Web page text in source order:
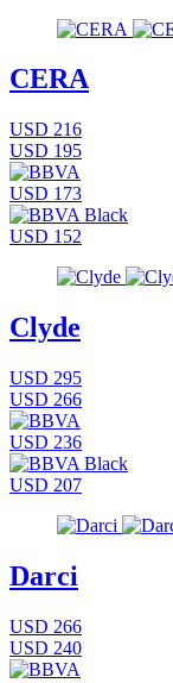
CERA
USD 216
USD 195
USD 173
USD 152
Clyde
USD 295
USD 266
USD 236
USD 207
Darci
USD 266
USD 240